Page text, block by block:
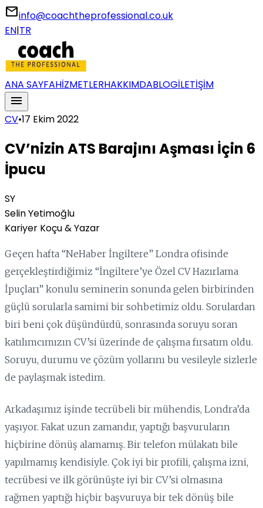
emailinfo@coachtheprofessional.co.uk
EN|TR
ANA SAYFAHİZMETLERHAKKIMDABLOGİLETİŞİM
menu
CV•17 Ekim 2022
CV’nizin ATS Barajını Aşması İçin 6
İpucu
SY
Selin Yetimoğlu
Kariyer Koçu & Yazar
Geçen hafta “NeHaber İngiltere” Londra ofisinde
gerçekleştirdiğimiz “İngiltere’ye Özel CV Hazırlama
İpuçları” konulu seminerin sonunda gelen birbirinden
güçlü sorularla samimi bir sohbetimiz oldu. Sorulardan
biri beni çok düşündürdü, sonrasında soruyu soran
katılımcımızın CV’si üzerinde de çalışma fırsatım oldu.
Soruyu, durumu ve çözüm yollarını bu vesileyle sizlerle
de paylaşmak istedim.
Arkadaşımız işinde tecrübeli bir mühendis, Londra’da
yaşıyor. Fakat uzun zamandır, yaptığı başvuruların
hiçbirine dönüş alamamış. Bir telefon mülakatı bile
yapılmamış kendisiyle. Çok iyi bir profili, çalışma izni,
tecrübesi ve ilk görünüşte iyi bir CV’si olmasına
rağmen yaptığı hiçbir başvuruya bir tek dönüş bile